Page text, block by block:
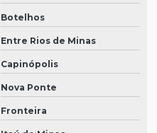
Botelhos
Entre Rios de Minas
Capinópolis
Nova Ponte
Fronteira